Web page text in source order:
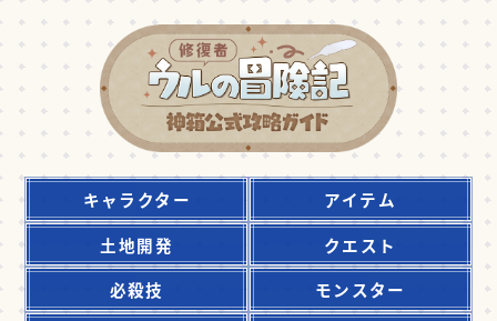
キャラクター
アイテム
土地開発
クエスト
必殺技
モンスター